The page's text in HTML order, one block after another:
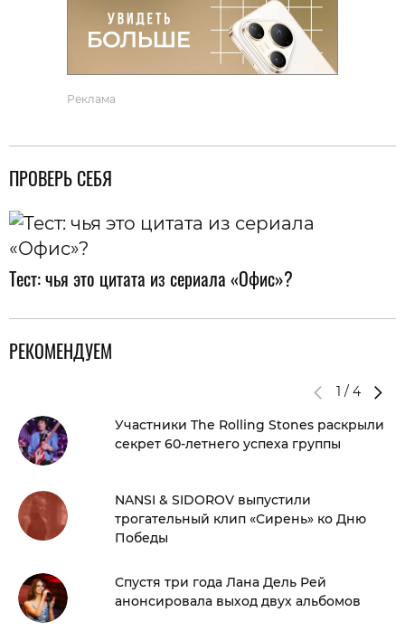
Реклама
ПРОВЕРЬ СЕБЯ
Тест: чья это цитата из сериала «Офис»?
РЕКОМЕНДУЕМ
1 / 4
Участники The Rolling Stones раскрыли
секрет 60-летнего успеха группы
NANSI & SIDOROV выпустили
трогательный клип «Сирень» ко Дню
Победы
Спустя три года Лана Дель Рей
анонсировала выход двух альбомов